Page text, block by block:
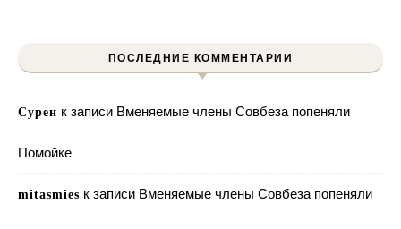
ПОСЛЕДНИЕ КОММЕНТАРИИ
Сурен к записи Вменяемые члены Совбеза попеняли
Помойке
mitasmies к записи Вменяемые члены Совбеза попеняли